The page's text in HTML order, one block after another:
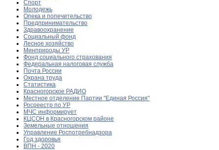
Спорт
Молодежь
Опека и попечительство
Предпринимательство
Здравоохранение
Социальный фонд
Лесное хозяйство
Минприроды УР
Фонд социального страхования
Федеральная налоговая служба
Почта России
Охрана труда
Статистика
Красногорское РАДИО
Местное отделение Партии "Единая Россия"
Росреестр по УР
МЧС информирует
КЦСОН в Красногорском районе
Земельные отношения
Управление Роспотребнадзора
Год здоровья
ВПН - 2020